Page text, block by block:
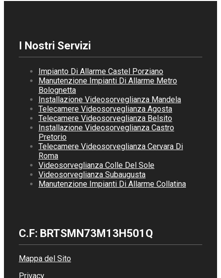
I Nostri Servizi
Impianto Di Allarme Castel Porziano
Manutenzione Impianti Di Allarme Metro
Bolognetta
Installazione Videosorveglianza Mandela
Telecamere Videosorveglianza Agosta
Telecamere Videosorveglianza Belsito
Installazione Videosorveglianza Castro
Pretorio
Telecamere Videosorveglianza Cervara Di
Roma
Videosorveglianza Colle Del Sole
Videosorveglianza Subaugusta
Manutenzione Impianti Di Allarme Collatina
C.F: BRTSMN73M13H501Q
Mappa del Sito
Privacy